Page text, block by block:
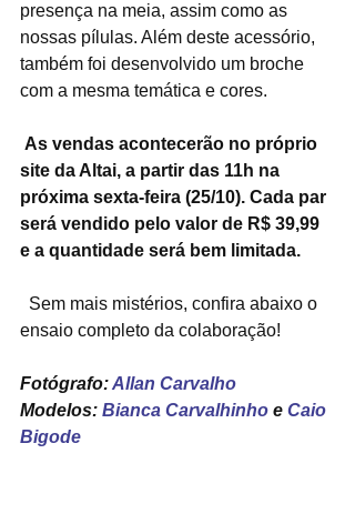
presença na meia, assim como as
nossas pílulas. Além deste acessório,
também foi desenvolvido um broche
com a mesma temática e cores.
As vendas acontecerão no próprio
site da Altai, a partir das 11h na
próxima sexta-feira (25/10). Cada par
será vendido pelo valor de R$ 39,99
e a quantidade será bem limitada.
ensaio completo da colaboração!
Fotógrafo: Allan Carvalho
Modelos: Bianca Carvalhinho e Caio
Bigode